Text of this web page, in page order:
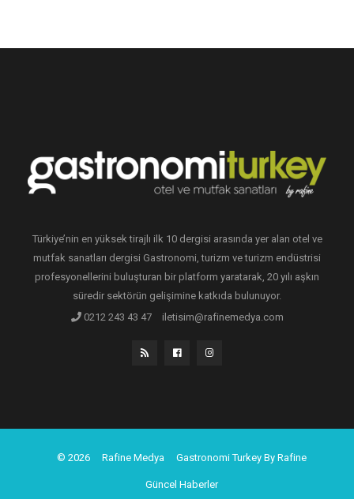
Türkiye’nin en yüksek tirajlı ilk 10 dergisi arasında yer alan otel ve
mutfak sanatları dergisi Gastronomi, turizm ve turizm endüstrisi
profesyonellerini buluşturan bir platform yaratarak, 20 yılı aşkın
süredir sektörün gelişimine katkıda bulunuyor.
0212 243 43 47
iletisim@rafinemedya.com
© 2026 Rafine Medya Gastronomi Turkey By Rafine
Güncel Haberler